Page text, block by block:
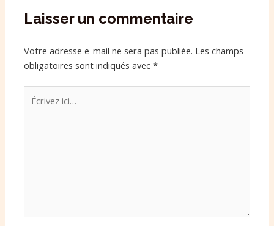
Laisser un commentaire
Votre adresse e-mail ne sera pas publiée. Les champs
obligatoires sont indiqués avec*
Écrivez
ici…